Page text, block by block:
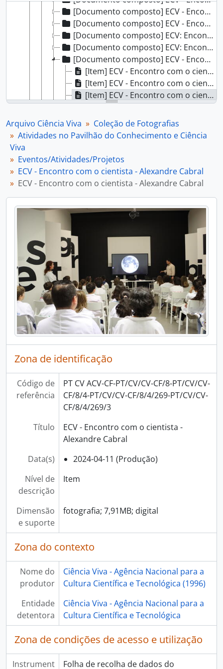
[Documento composto] ECV - Encontro com o cientista - José Pedro Mimoso, 2024-02-29
[Documento composto] ECV - Encontro com o cientista - Bruno Gonçalves, 2024-03-07
[Documento composto] ECV: Encontro com o cientista - Pedro Ferreira, 2024-03-14
[Documento composto] ECV: Encontro com o cientista - Alina Esteves, 2024-03-21
[Documento composto] ECV - Encontro com o cientista - Alexandre Cabral, 2024-04-11
[Item] ECV - Encontro com o cientista - Alexandre Cabral, 2024-04-11
[Item] ECV - Encontro com o cientista - Alexandre Cabral, 2024-04-11
[Item] ECV - Encontro com o cientista - Alexandre Cabral, 2024-04-11
[Item] ECV - Encontro com o cientista - Alexandre Cabral, 2024-04-11
[Item] ECV - Encontro com o cientista - Alexandre Cabral, 2024-04-11
[Item] ECV - Encontro com o cientista - Alexandre Cabral, 2024-04-11
[Item] ECV - Encontro com o cientista - Alexandre Cabral, 2024-04-11
[Item] ECV - Encontro com o cientista - Alexandre Cabral, 2024-04-11
[Documento composto] ECV - Encontro com o cientista - Fernando Lau, 2024-04-18
[Documento composto] ECV - Encontro com o cientista - Lourenço Hart, 2024-05-09
[Documento composto] ECV - Encontro com o cientista - Mariana Ramos, 2024-05-16
[Documento composto] ECV - Encontro com o cientista - Ana Sebastião, 2024-05-23
[Documento composto] ECV - Encontro com o cientista - Paula Rodrigues, 2024-05-31
[Documento composto] ECV - Encontro com o cientista - Maria Teresa Cabrita, 2024-06-06
[Documento composto] ECV - Encontro com o cientista - Horácio Fernandes, 2024-06-14
[Documento composto] ECV - Encontro com o cientista - Joana Godinho e Anabela Nave, 2024-06-20
[Documento composto] ECV - Encontro com o cientista - Ana Leal, 2024-06-21
[Documento composto] ECV - Encontro com o cientista - Ricardo Lima, 2024-06-21
[Documento composto] ECV - Encontro com o cientista - Pedro Sebastião, 2024-06-23
[Documento composto] ECV - Encontro com o cientista - José Matos, 2024-10-17
[Documento composto] ECV - Encontro com o cientista - Fernanda Delgado, 2024-10-24
[Documento composto] ECV - Encontro com o cientista - Andreia Penado, 2024-10-30
[Documento composto] ECV - Encontro com o cientista - Bruno Gonçalves, 2024-11-14
[Documento composto] ECV - Encontro com o cientista - Mário Cachão, 2024-11-21
[Documento composto] ECV - Encontro com o cientista - Ana Sebastião, 2024-11-28
[Documento composto] ECV - Encontro com o cientista - Maria Manuel Torres, 2025-01-09
[Documento composto] ECV - Encontro com o cientista - Isabel Ribeiro, 2025-01-16
[Documento composto] ECV: Encontro com o cientista - Pedro Ferreira, 2025-01-23
[Documento composto] ECV - Encontro com o cientista - Bruno Arsioli, 2025-01-30
[Documento composto] ECV - Encontro com o cientista - Cláudia Quaresma, 2025-02-05
[Subsérie] Visitas de personalidades, 1999 - 2018
[Subsérie] Prémios Ciência Viva, 2012 - 2022
[Séries] Dias temáticos, 1999 - 2020
[Séries] Semana Internacional do Cérebro, 2005 - 2023
[Séries] Noite Europeia dos Investigadores, 1999 - 2023
Arquivo Ciência Viva
Coleção de Fotografias
Atividades no Pavilhão do Conhecimento e Ciência
Viva
Eventos/Atividades/Projetos
ECV - Encontro com o cientista - Alexandre Cabral
ECV - Encontro com o cientista - Alexandre Cabral
Zona de identificação
Código de
referência
PT CV ACV-CF-PT/CV/CV-CF/8-PT/CV/CV-
CF/8/4-PT/CV/CV-CF/8/4/269-PT/CV/CV-
CF/8/4/269/3
Título
ECV - Encontro com o cientista -
Alexandre Cabral
Data(s)
2024-04-11 (Produção)
Nível de
descrição
Item
Dimensão
e suporte
fotografia; 7,91MB; digital
Zona do contexto
Nome do
produtor
Ciência Viva - Agência Nacional para a
Cultura Científica e Tecnológica (1996)
Entidade
detentora
Ciência Viva - Agência Nacional para a
Cultura Científica e Tecnológica
Zona de condições de acesso e utilização
Instrument Folha de recolha de dados do